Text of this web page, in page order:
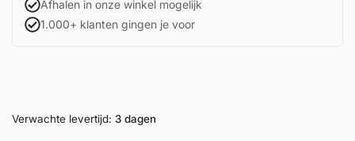
Afhalen in onze winkel mogelijk
1.000+ klanten gingen je voor
Verwachte levertijd: 3 dagen